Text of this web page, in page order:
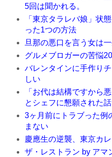
5回は聞かれる。
「東京タラレバ娘」状
った1つの方法
旦那の悪口を言う女は
グルメブロガーの苦悩
バレンタインに手作り
しい
「お代は結構ですから
とシェフに懇願された話
3ヶ月前にトラブった例
まない
慶應生の逆襲、東京カ
ザ・レストラン by アマ